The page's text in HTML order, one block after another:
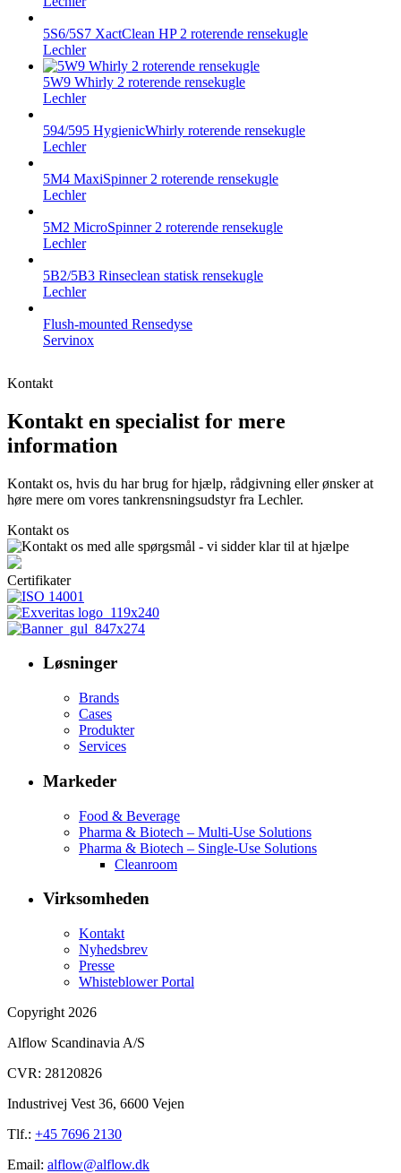
5S6/5S7 XactClean HP 2 roterende rensekugle
Lechler
5W9 Whirly 2 roterende rensekugle
Lechler
594/595 HygienicWhirly roterende rensekugle
Lechler
5M4 MaxiSpinner 2 roterende rensekugle
Lechler
5M2 MicroSpinner 2 roterende rensekugle
Lechler
5B2/5B3 Rinseclean statisk rensekugle
Lechler
Flush-mounted Rensedyse
Servinox
Kontakt
Kontakt en specialist for mere
information
Kontakt os, hvis du har brug for hjælp, rådgivning eller ønsker at
høre mere om vores tankrensningsudstyr fra Lechler.
Kontakt os
Certifikater
Løsninger
Brands
Cases
Produkter
Services
Markeder
Food & Beverage
Pharma & Biotech – Multi-Use Solutions
Pharma & Biotech – Single-Use Solutions
Cleanroom
Virksomheden
Kontakt
Nyhedsbrev
Presse
Whisteblower Portal
Copyright 2026
Alflow Scandinavia A/S
CVR: 28120826
Industrivej Vest 36, 6600 Vejen
Tlf.: +45 7696 2130
Email: alflow@alflow.dk